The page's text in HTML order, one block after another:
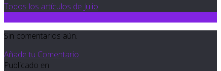
Todos los artículos de Julio
Sin comentarios aún.
Añade tu Comentario
Publicado en